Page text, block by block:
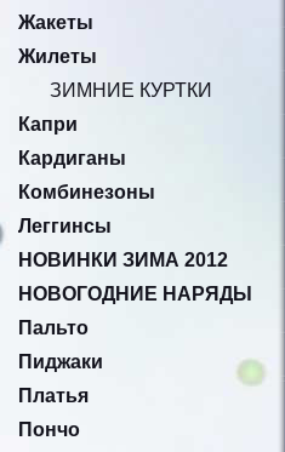
Жакеты
Жилеты
ЗИМНИЕ КУРТКИ
Капри
Кардиганы
Комбинезоны
Леггинсы
НОВИНКИ ЗИМА 2012
НОВОГОДНИЕ НАРЯДЫ
Пальто
Пиджаки
Платья
Пончо